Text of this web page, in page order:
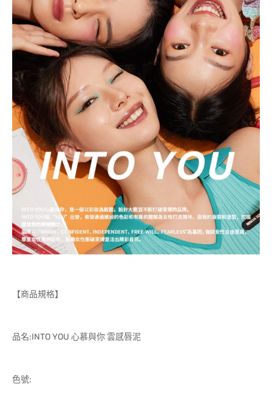
【商品規格】
品名:INTO YOU 心慕與你 雲感唇泥
色號: